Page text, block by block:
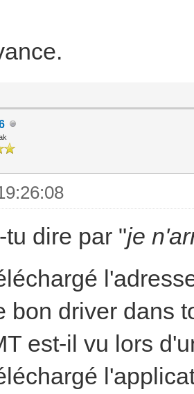
dire par "je
bon driver dans
est-il vu lors